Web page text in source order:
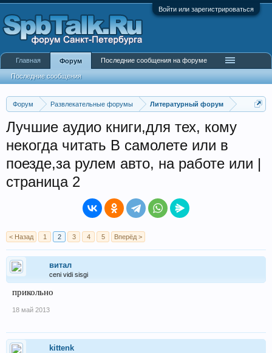
Войти или зарегистрироваться
Форум Развлекательные форумы Литературный форум
Лучшие аудио книги,для тех, кому
некогда читать В самолете или в
поезде,за рулем авто, на работе или |
страница 2
< Назад 1 2 3 4 5 Вперёд >
витал
ceni vidi sisgi
прикольно
18 май 2013
kittenk
Главная Форум
Последние сообщения
Последние сообщения на форуме